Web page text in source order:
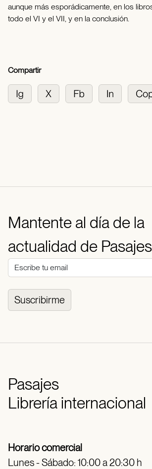
aunque más esporádicamente, en los
todo el VI y el VII, y en la conclusión.
Compartir
Mantente al día de la
actualidad de Pasajes
Suscribirme
Pasajes
Librería internacional
Horario comercial
Lunes - Sábado: 10:00 a 20:30 h